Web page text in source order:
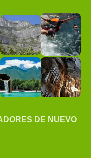
DE NUEVO